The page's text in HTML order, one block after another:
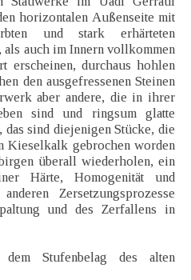
horizontalen Außenseite mit
und stark erhärteten
als auch im Innern vollkommen
erscheinen, durchaus hohlen
den ausgefressenen Steinen
aber andere, die in ihrer
sind und ringsum glatte
das sind diejenigen Stücke, die
Kieselkalk gebrochen worden
überall wiederholen, ein
Härte, Homogenität und
Zersetzungsprozesse
und des Zerfallens in
Stufenbelag des alten